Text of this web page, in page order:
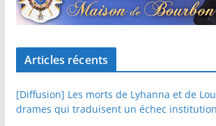
Articles récents
[Diffusion] Les morts de Lyhanna et de
drames qui traduisent un échec